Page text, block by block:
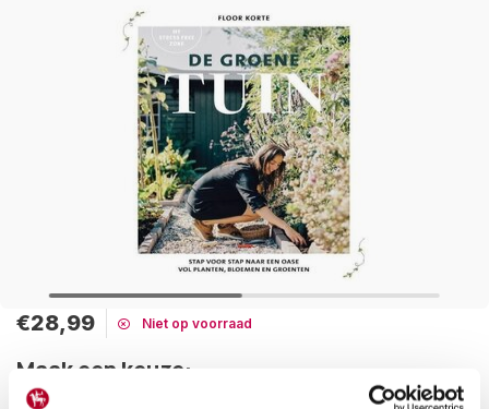
€28,99 Niet op voorraad
Maak een keuze: